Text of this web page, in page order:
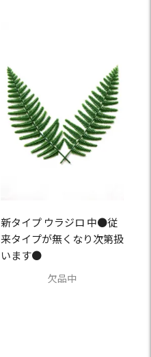
新タイプ ウラジロ 中●従
来タイプが無くなり次第扱
います●
欠品中